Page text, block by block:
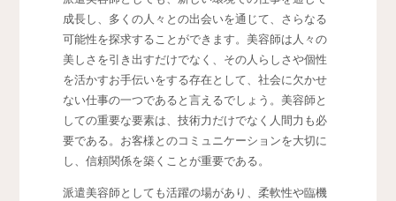
成長し、多くの人々との出会いを通じて、さらなる
可能性を探求することができます。美容師は人々の
美しさを引き出すだけでなく、その人らしさや個性
を活かすお手伝いをする存在として、社会に欠かせ
ない仕事の一つであると言えるでしょう。美容師と
しての重要な要素は、技術力だけでなく人間力も必
要である。お客様とのコミュニケーションを大切に
し、信頼関係を築くことが重要である。
派遣美容師としても活躍の場があり、柔軟性や臨機